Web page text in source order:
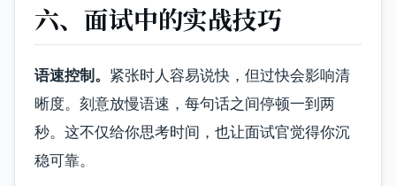
六、面试中的实战技巧
语速控制。 紧张时人容易说快，但过快会影响清
晰度。刻意放慢语速，每句话之间停顿一到两
秒。这不仅给你思考时间，也让面试官觉得你沉
稳可靠。